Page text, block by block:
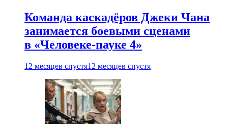
Команда каскадёров Джеки Чана
занимается боевыми сценами
в «Человеке-пауке 4»
12 месяцев спустя12 месяцев спустя